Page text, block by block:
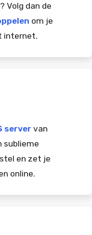
Volg dan de
om je
internet.
server van
sublieme
en zet je
online.